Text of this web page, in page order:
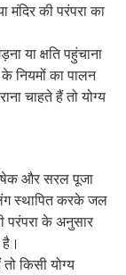
की परंपरा का
या क्षति पहुंचाना
नियमों का पालन
चाहते हैं तो योग्य
और सरल पूजा
स्थापित करके जल
परंपरा के अनुसार
किसी योग्य